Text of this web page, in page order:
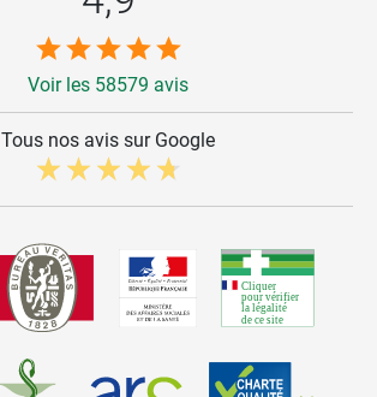
Voir les 58579 avis
Tous nos avis sur Google